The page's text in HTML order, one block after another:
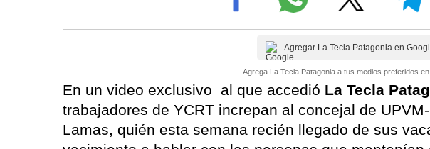
Agregar La Tecla Patagonia en
Agrega La Tecla Patagonia a tus medios preferidos en
En un video exclusivo al que accedió La Tecla
trabajadores de YCRT increpan al concejal de
Lamas, quién esta semana recién llegado de sus